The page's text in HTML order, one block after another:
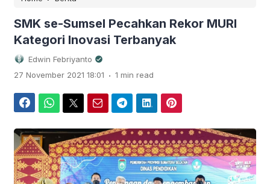
SMK se-Sumsel Pecahkan Rekor MURI
Kategori Inovasi Terbanyak
Edwin Febriyanto
27 November 2021 18:01 . 1 min read